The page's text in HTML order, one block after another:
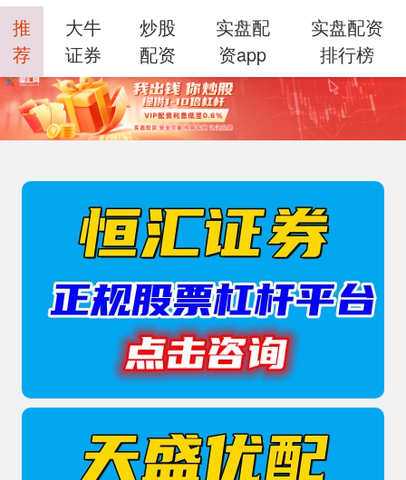
推
荐
大牛
证券
炒股
配资
实盘配
资app
实盘配资
排行榜